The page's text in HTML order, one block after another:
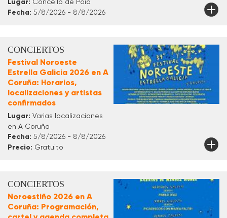
Lugar: Concello de Poio
Fecha: 5/8/2026 - 8/8/2026
CONCIERTOS
Festival Noroeste
Estrella Galicia 2026 en A
Coruña: Horarios,
localizaciones y artistas
confirmados
Lugar: Varias localizaciones
en A Coruña
Fecha: 5/8/2026 - 8/8/2026
Precio: Gratuito
CONCIERTOS
Noroestiño 2026 en A
Coruña: Programación,